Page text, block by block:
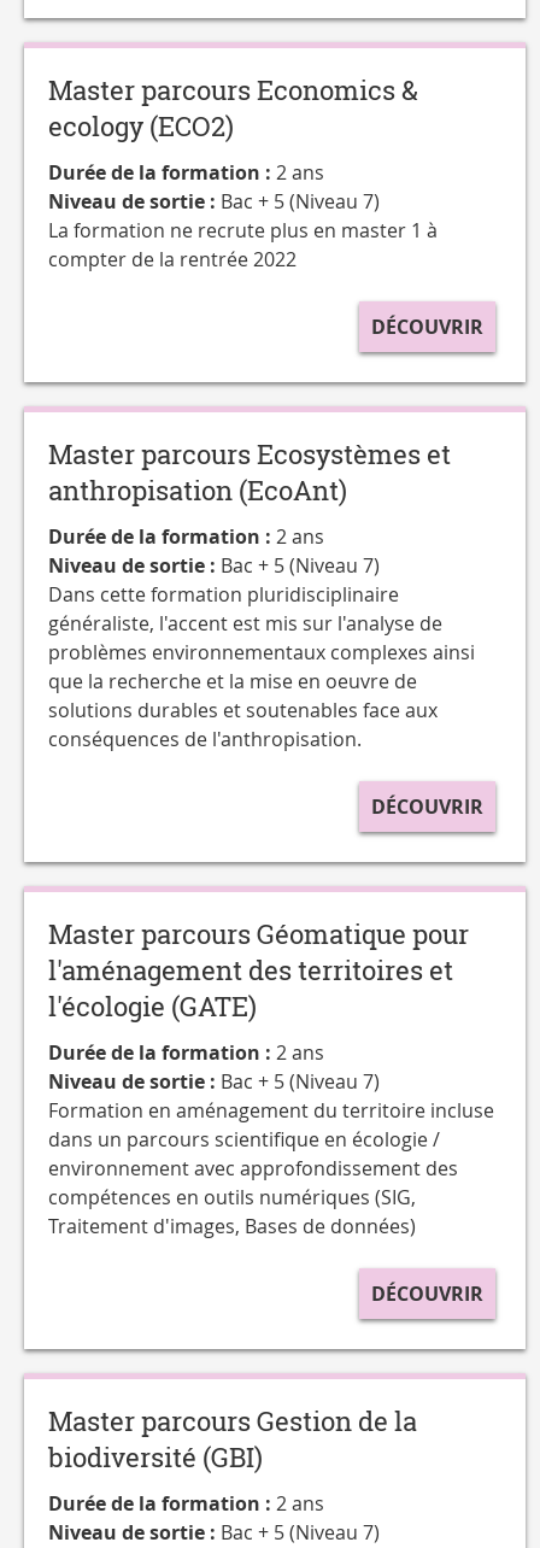
Master parcours Economics &
ecology (ECO2)
Durée de la formation :2 ans
Niveau de sortie : Bac + 5 (Niveau 7)
La formation ne recrute plus en master 1 à
compter de la rentrée 2022
DÉCOUVRIR
Master parcours Ecosystèmes et
anthropisation (EcoAnt)
Durée de la formation :2 ans
Niveau de sortie : Bac + 5 (Niveau 7)
Dans cette formation pluridisciplinaire
généraliste, l'accent est mis sur l'analyse de
problèmes environnementaux complexes ainsi
que la recherche et la mise en oeuvre de
solutions durables et soutenables face aux
conséquences de l'anthropisation.
DÉCOUVRIR
Master parcours Géomatique pour
l'aménagement des territoires et
l'écologie (GATE)
Durée de la formation :2 ans
Niveau de sortie : Bac + 5 (Niveau 7)
Formation en aménagement du territoire incluse
dans un parcours scientifique en écologie /
environnement avec approfondissement des
compétences en outils numériques (SIG,
Traitement d'images, Bases de données)
DÉCOUVRIR
Master parcours Gestion de la
biodiversité (GBI)
Durée de la formation :2 ans
Niveau de sortie : Bac + 5 (Niveau 7)